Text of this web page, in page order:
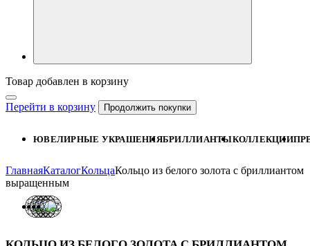
Товар добавлен в корзину
Перейти в корзину Продолжить покупки
ЮВЕЛИРНЫЕ УКРАШЕНИЯБРИЛЛИАНТЫКОЛЛЕКЦИИ
ГлавнаяКаталогКольцаКольцо из белого золота с бриллиантом
выращенным